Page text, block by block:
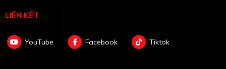
LIÊN KẾT
YouTube Facebook Tiktok